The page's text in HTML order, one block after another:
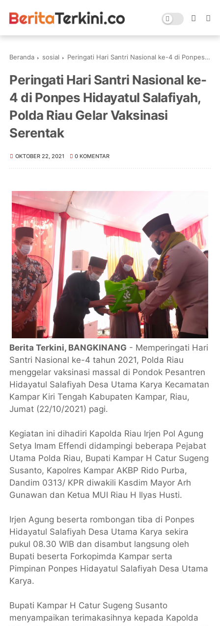
Beranda sosial Peringati Hari Santri Nasional ke-4 di Ponpes Hidayatul Salafiyah, Polda Riau Gelar Vaksinasi Serentak
Peringati Hari Santri Nasional ke-
4 di Ponpes Hidayatul Salafiyah,
Polda Riau Gelar Vaksinasi
Serentak
OKTOBER 22, 2021 0 KOMENTAR
Berita Terkini, BANGKINANG - Memperingati Hari
Santri Nasional ke-4 tahun 2021, Polda Riau
menggelar vaksinasi massal di Pondok Pesantren
Hidayatul Salafiyah Desa Utama Karya Kecamatan
Kampar Kiri Tengah Kabupaten Kampar, Riau,
Jumat (22/10/2021) pagi.
Kegiatan ini dihadiri Kapolda Riau Irjen Pol Agung
Setya Imam Effendi didampingi beberapa Pejabat
Utama Polda Riau, Bupati Kampar H Catur Sugeng
Susanto, Kapolres Kampar AKBP Rido Purba,
Dandim 0313/ KPR diwakili Kasdim Mayor Arh
Gunawan dan Ketua MUI Riau H Ilyas Husti.
Irjen Agung beserta rombongan tiba di Ponpes
Hidayatul Salafiyah Desa Utama Karya sekira
pukul 08.30 WIB dan disambut langsung oleh
Bupati beserta Forkopimda Kampar serta
Pimpinan Ponpes Hidayatul Salafiyah Desa Utama
Karya.
Bupati Kampar H Catur Sugeng Susanto
menyampaikan terimakasihnya kepada Kapolda